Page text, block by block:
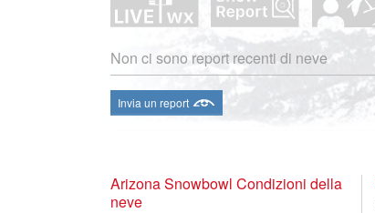
Non ci sono report recenti di neve
Invia un report
Arizona Snowbowl Condizioni della
neve